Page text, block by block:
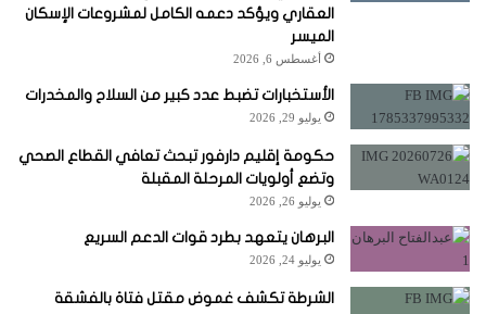
العقاري ويؤكد دعمه الكامل لمشروعات الإسكان
الميسر
أغسطس 6, 2026
الأستخبارات تضبط عدد كبير من السلاح والمخدرات
يوليو 29, 2026
حكومة إقليم دارفور تبحث تعافي القطاع الصحي
وتضع أولويات المرحلة المقبلة
يوليو 26, 2026
البرهان يتعهد بطرد قوات الدعم السريع
يوليو 24, 2026
الشرطة تكشف غموض مقتل فتاة بالفشقة